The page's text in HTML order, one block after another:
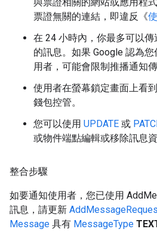
票證無關的連結，即違反《
在 24 小時內，你最多可以
的訊息。如果 Google 認為
用者，可能會限制推播通知傳
使用者在螢幕鎖定畫面上看
錢包控管。
您可以使用 UPDATE 或
或物件端點編輯或移除訊息資
整合步驟
如要通知使用者，您已使用
訊息，請更新
Message 具有 MessageType